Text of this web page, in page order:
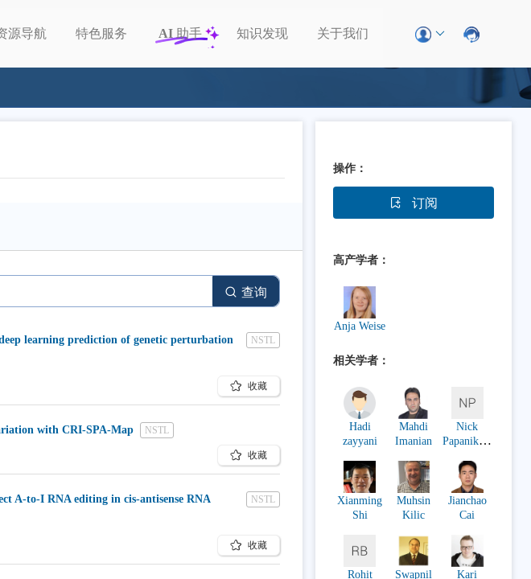
源导航 特色服务 AI助手 知识发现 关于我们
查询
learning prediction of genetic perturbation
NSTL
收藏
with CRI-SPA-Map NSTL
收藏
A-to-I RNA editing in cis-antisense RNA
NSTL
收藏
操作：
订阅
高产学者：
Anja Weise
相关学者：
Hadi
zayyani
Mahdi
Imanian
Nick
Papanikola
Xianming
Shi
Muhsin
Kilic
Jianchao
Cai
Rohit
Swapnil
Kari